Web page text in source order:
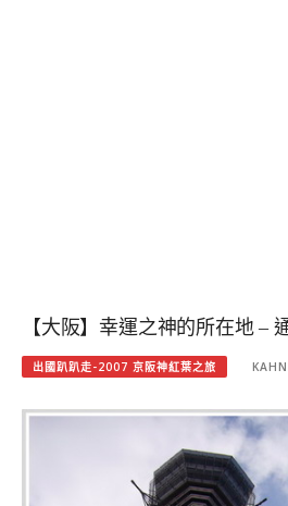
【大阪】幸運之神的所在地 –
出國趴趴走-2007 京阪神紅葉之旅